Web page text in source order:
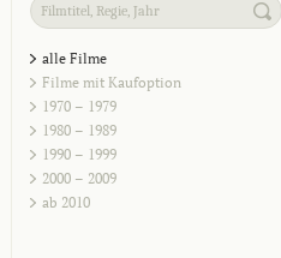
alle Filme
Filme mit Kaufoption
1970 – 1979
1980 – 1989
1990 – 1999
2000 – 2009
ab 2010